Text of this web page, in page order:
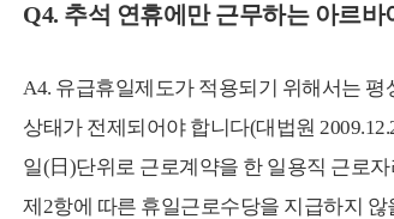
Q4. 추석 연휴에만 근무하는 아르
A4. 유급휴일제도가 적용되기 위해서는
상태가 전제되어야 합니다(대법원
일(日)단위로 근로계약을 한 일용직 근로
제2항에 따른 휴일근로수당을 지급하지 않